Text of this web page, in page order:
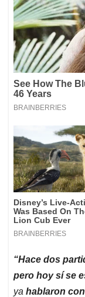
“Hace dos
pero hoy sí se
ya hablaron